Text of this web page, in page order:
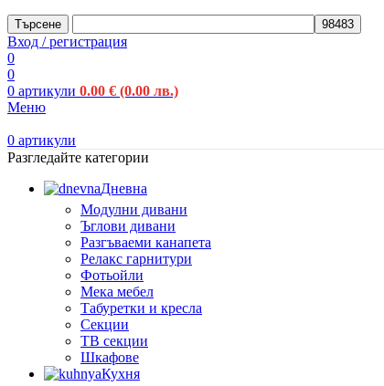
Търсене
Вход / регистрация
0
0
0 артикули 0.00 € (0.00 лв.)
Меню
0 артикули
Разгледайте категории
Дневна
Модулни дивани
Ъглови дивани
Разгъваеми канапета
Релакс гарнитури
Фотьойли
Мека мебел
Табуретки и кресла
Секции
ТВ секции
Шкафове
Кухня